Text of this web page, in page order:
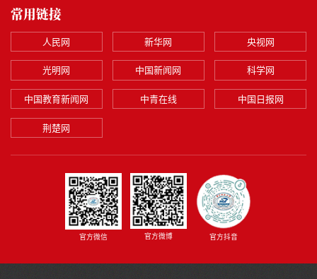
常用链接
人民网 新华网 央视网
光明网 中国新闻网 科学网
中国教育新闻网 中青在线 中国日报网
荆楚网
官方微信 官方微博 官方抖音